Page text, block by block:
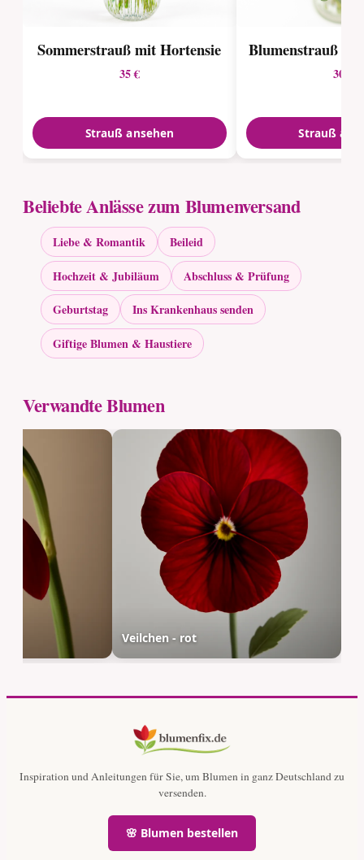
Sommerstrauß mit Hortensie
35 €
Strauß ansehen
Blumenstrauß
30 €
Strauß
Beliebte Anlässe zum Blumenversand
Liebe & Romantik
Beileid
Hochzeit & Jubiläum
Abschluss & Prüfung
Geburtstag
Ins Krankenhaus senden
Giftige Blumen & Haustiere
Verwandte Blumen
Veilchen - rot
Inspiration und Anleitungen für Sie, um Blumen in ganz Deutschland zu
versenden.
🌸 Blumen bestellen